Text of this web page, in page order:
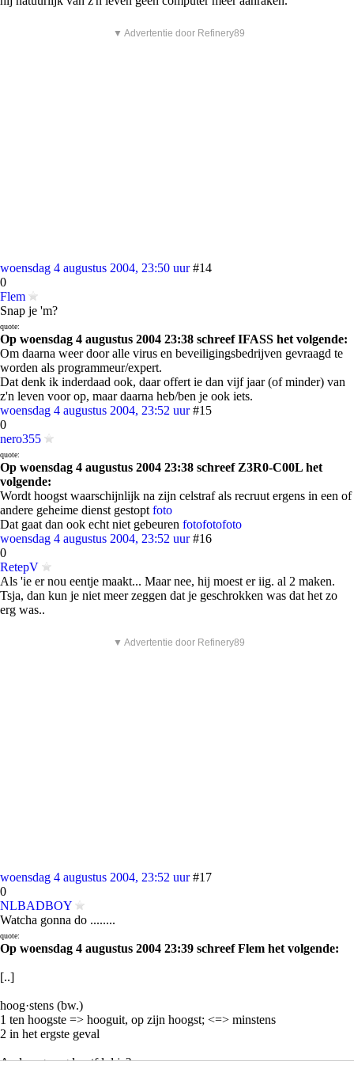
▼ Advertentie door Refinery89
woensdag 4 augustus 2004, 23:50 uur #14
0
Flem
Snap je 'm?
quote:
Op woensdag 4 augustus 2004 23:38 schreef IFASS het volgende:
Om daarna weer door alle virus en beveiligingsbedrijven gevraagd te
worden als programmeur/expert.
Dat denk ik inderdaad ook, daar offert ie dan vijf jaar (of minder) van
z'n leven voor op, maar daarna heb/ben je ook iets.
woensdag 4 augustus 2004, 23:52 uur #15
0
nero355
quote:
Op woensdag 4 augustus 2004 23:38 schreef Z3R0-C00L het
volgende:
Wordt hoogst waarschijnlijk na zijn celstraf als recruut ergens in een of
andere geheime dienst gestopt foto
Dat gaat dan ook echt niet gebeuren fotofotofoto
woensdag 4 augustus 2004, 23:52 uur #16
0
RetepV
Als 'ie er nou eentje maakt... Maar nee, hij moest er iig. al 2 maken.
Tsja, dan kun je niet meer zeggen dat je geschrokken was dat het zo
erg was..
▼ Advertentie door Refinery89
woensdag 4 augustus 2004, 23:52 uur #17
0
NLBADBOY
Watcha gonna do ........
quote:
Op woensdag 4 augustus 2004 23:39 schreef Flem het volgende:
[..]
hoog·stens (bw.)
1 ten hoogste => hooguit, op zijn hoogst; <=> minstens
2 in het ergste geval
Anders gezegd; wtf lul je?